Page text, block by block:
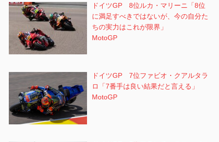
ドイツGP 8位ルカ・マリーニ「8位
に満足すべきではないが、今の自分た
ちの実力はこれが限界」
MotoGP
ドイツGP 7位ファビオ・クアルタラ
ロ「7番手は良い結果だと言える」
MotoGP